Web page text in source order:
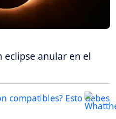
eclipse anular en el